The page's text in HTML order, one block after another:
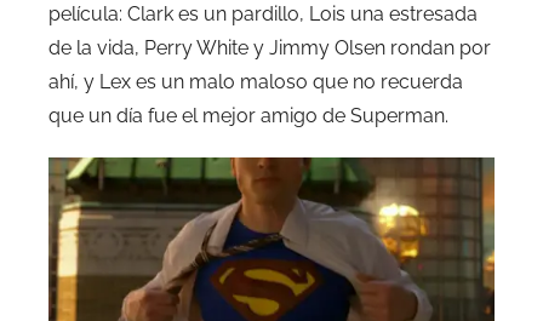
película: Clark es un pardillo, Lois una estresada
de la vida, Perry White y Jimmy Olsen rondan por
ahí, y Lex es un malo maloso que no recuerda
que un día fue el mejor amigo de Superman.